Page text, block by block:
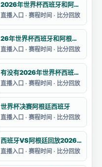
2026年世界杯西班牙和阿根廷的决赛预测
直播入口 · 赛程时间 · 比分回放
26年世界杯西班牙和阿根廷哪个强一点
直播入口 · 赛程时间 · 比分回放
有没有2026年世界杯西班牙对阵阿根廷的集锦
直播入口 · 赛程时间 · 比分回放
世界杯决赛阿根廷西班牙
直播入口 · 赛程时间 · 比分回放
西班牙VS阿根廷回放2026卡塔尔世界杯赛
直播入口 · 赛程时间 · 比分回放